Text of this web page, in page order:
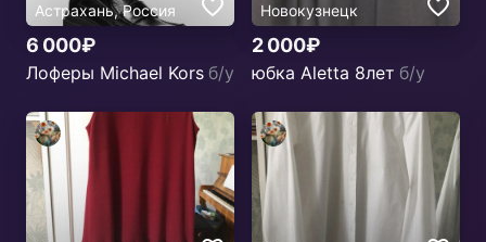
Астрахань, Россия
6 000₽
Лоферы Michael Kors б/у
Новокузнецк
2 000₽
юбка Aletta 8лет б/у